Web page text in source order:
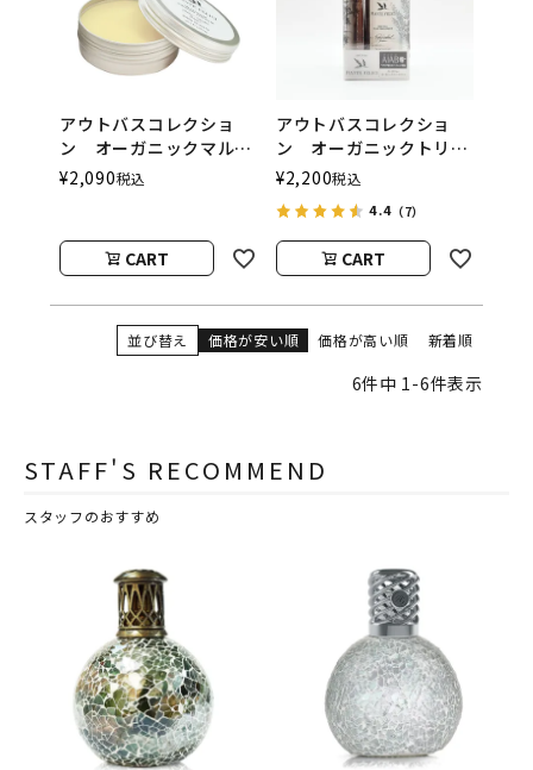
アウトバスコレクショ
ン オーガニックマルチ
バーム PIANTE
FELICI（ピアンテフェリ
¥2,090税込
CART
アウトバスコレクショ
ン オーガニックトリー
トメント＆トライアル限
定キット PIANTE
FELICI（ピアンテフェリ
ーチ）
¥2,200税込
4.4（7）
CART
並び替え 価格が安い順 価格が高い順 新着順
6件中 1 -6件表示
STAFF'S RECOMMEND
スタッフのおすすめ